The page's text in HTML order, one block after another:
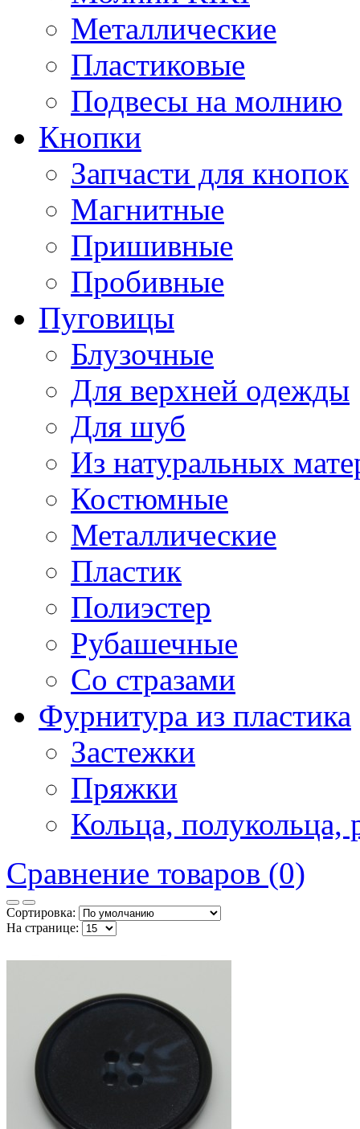
Металлические
Пластиковые
Подвесы на молнию
Кнопки
Запчасти для кнопок
Магнитные
Пришивные
Пробивные
Пуговицы
Блузочные
Для верхней одежды
Для шуб
Из натуральных
Костюмные
Металлические
Пластик
Полиэстер
Рубашечные
Со стразами
Фурнитура из пластика
Застежки
Пряжки
Кольца, полукольца,
Сравнение товаров (0)
Сортировка:
На странице: